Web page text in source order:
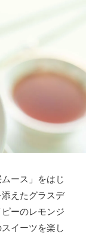
ース」をはじ
えたグラスデ
ーのレモンジ
イーツを楽し